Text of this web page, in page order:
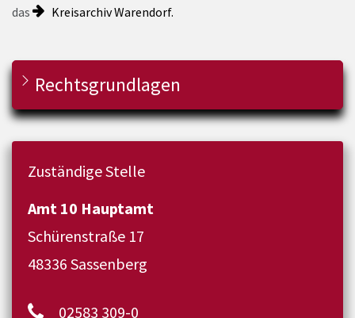
das
Kreisarchiv Warendorf.
Rechtsgrundlagen
Zuständige Stelle
Amt 10 Hauptamt
Schürenstraße 17
48336 Sassenberg
02583 309-0